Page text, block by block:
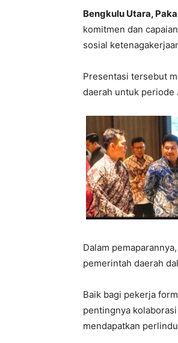
Bengkulu Utara,
komitmen dan
sosial
Presentasi tersebut
daerah untuk periode
Dalam
pemerintah daerah
Baik bagi pekerja
pentingnya
mendapatkan